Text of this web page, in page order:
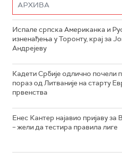
Испале српска Американка и
изненађења у Торонту, крај за
Андрејеву
Кадети Србије одлично почели
пораз од Литваније на старту
првенства
Енес Кантер најавио пријаву
– жели да тестира правила лиге